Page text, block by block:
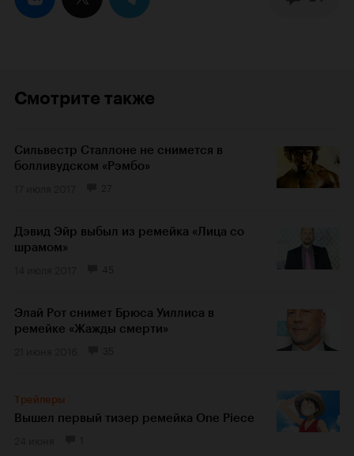
Смотрите также
Сильвестр Сталлоне не снимется в
болливудском «Рэмбо»
Дэвид Эйр выбыл из ремейка «Лица со
шрамом»
Элай Рот снимет Брюса Уиллиса в
ремейке «Жажды смерти»
Трейлеры
Вышел первый тизер ремейка One Piece